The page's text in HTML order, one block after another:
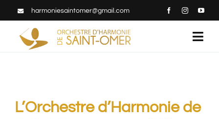
Passer
contenu
harmoniesaintomer@gmail.com
L’orchestre
L’Orchestre d’Harmonie de